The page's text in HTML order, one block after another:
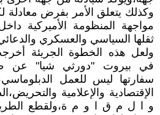
وكذلك يتعلق الأمر بفرض معادلة
مواجهة المنظومة الأميركية
ثقلها السياسي والعسكري
ولعل هذه الخطوة الجريئة
في بيروت "دورثي شيا" عن
سفارتها ليس للعمل
الإقتصادية والإعلامية
و ا ل م ق ا و م ة،ولقطع